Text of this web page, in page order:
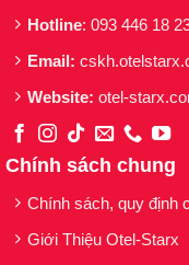
của bộ đôi, nhân
ưu đãi tốt nhất.
Thông tin chi tiết
1. Kem Chống
Cream 40ml
Hotline: 093 446 18
Email:
Website: otel-
Chính sách chung
Chính sách, quy định
Giới Thiệu Otel-Starx